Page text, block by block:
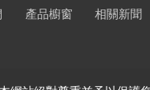
產品櫥窗 相關新聞